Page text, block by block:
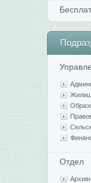
Отдел